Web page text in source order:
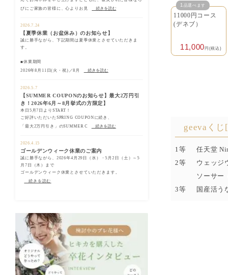
びにご家族の皆様に、心よりお見
続きを読む
2026.7.24
【夏季休業（お盆休み）のお知らせ】
誠に勝手ながら、下記期間は夏季休業とさせていただきま
す。
■休業期間
2026年8月11日(火・祝)／8月
続きを読む
2026.5.7
【SUMMER COUPONのお知らせ】最大2万円引
き！2026年6月～8月挙式の方限定】
本日5月7日よりSTART！
ご好評いただいたSPRING COUPONに続き、
「最大2万円引き」のSUMMER C
続きを読む
2026.4.15
ゴールデンウィーク休業のご案内
誠に勝手ながら、2026年4月29日（水）・5月2日（土）～5
月7日（木）まで
ゴールデンウィーク休業とさせていただきます。
続きを読む
11000円コース
(デネブ）
11,000円(税込)
1 品選べます
geevaく
1等
任天堂
2等
ウェッジ
ソーサー
3等
国産活